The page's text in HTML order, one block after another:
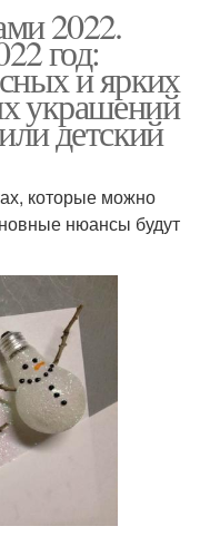
2022.
год:
и ярких
украшений
детский
которые можно
нюансы будут